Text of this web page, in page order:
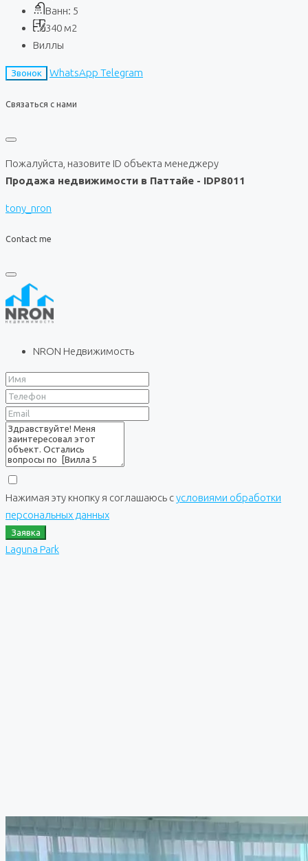
Ванн: 5
340 м2
Виллы
Звонок WhatsApp Telegram
Связаться с нами
Пожалуйста, назовите ID объекта менеджеру
Продажа недвижимости в Паттайе - IDP8011
tony_nron
Contact me
NRON Недвижимость
Нажимая эту кнопку я соглашаюсь сусловиями обработки
персональных данных
Заявка
Laguna Park